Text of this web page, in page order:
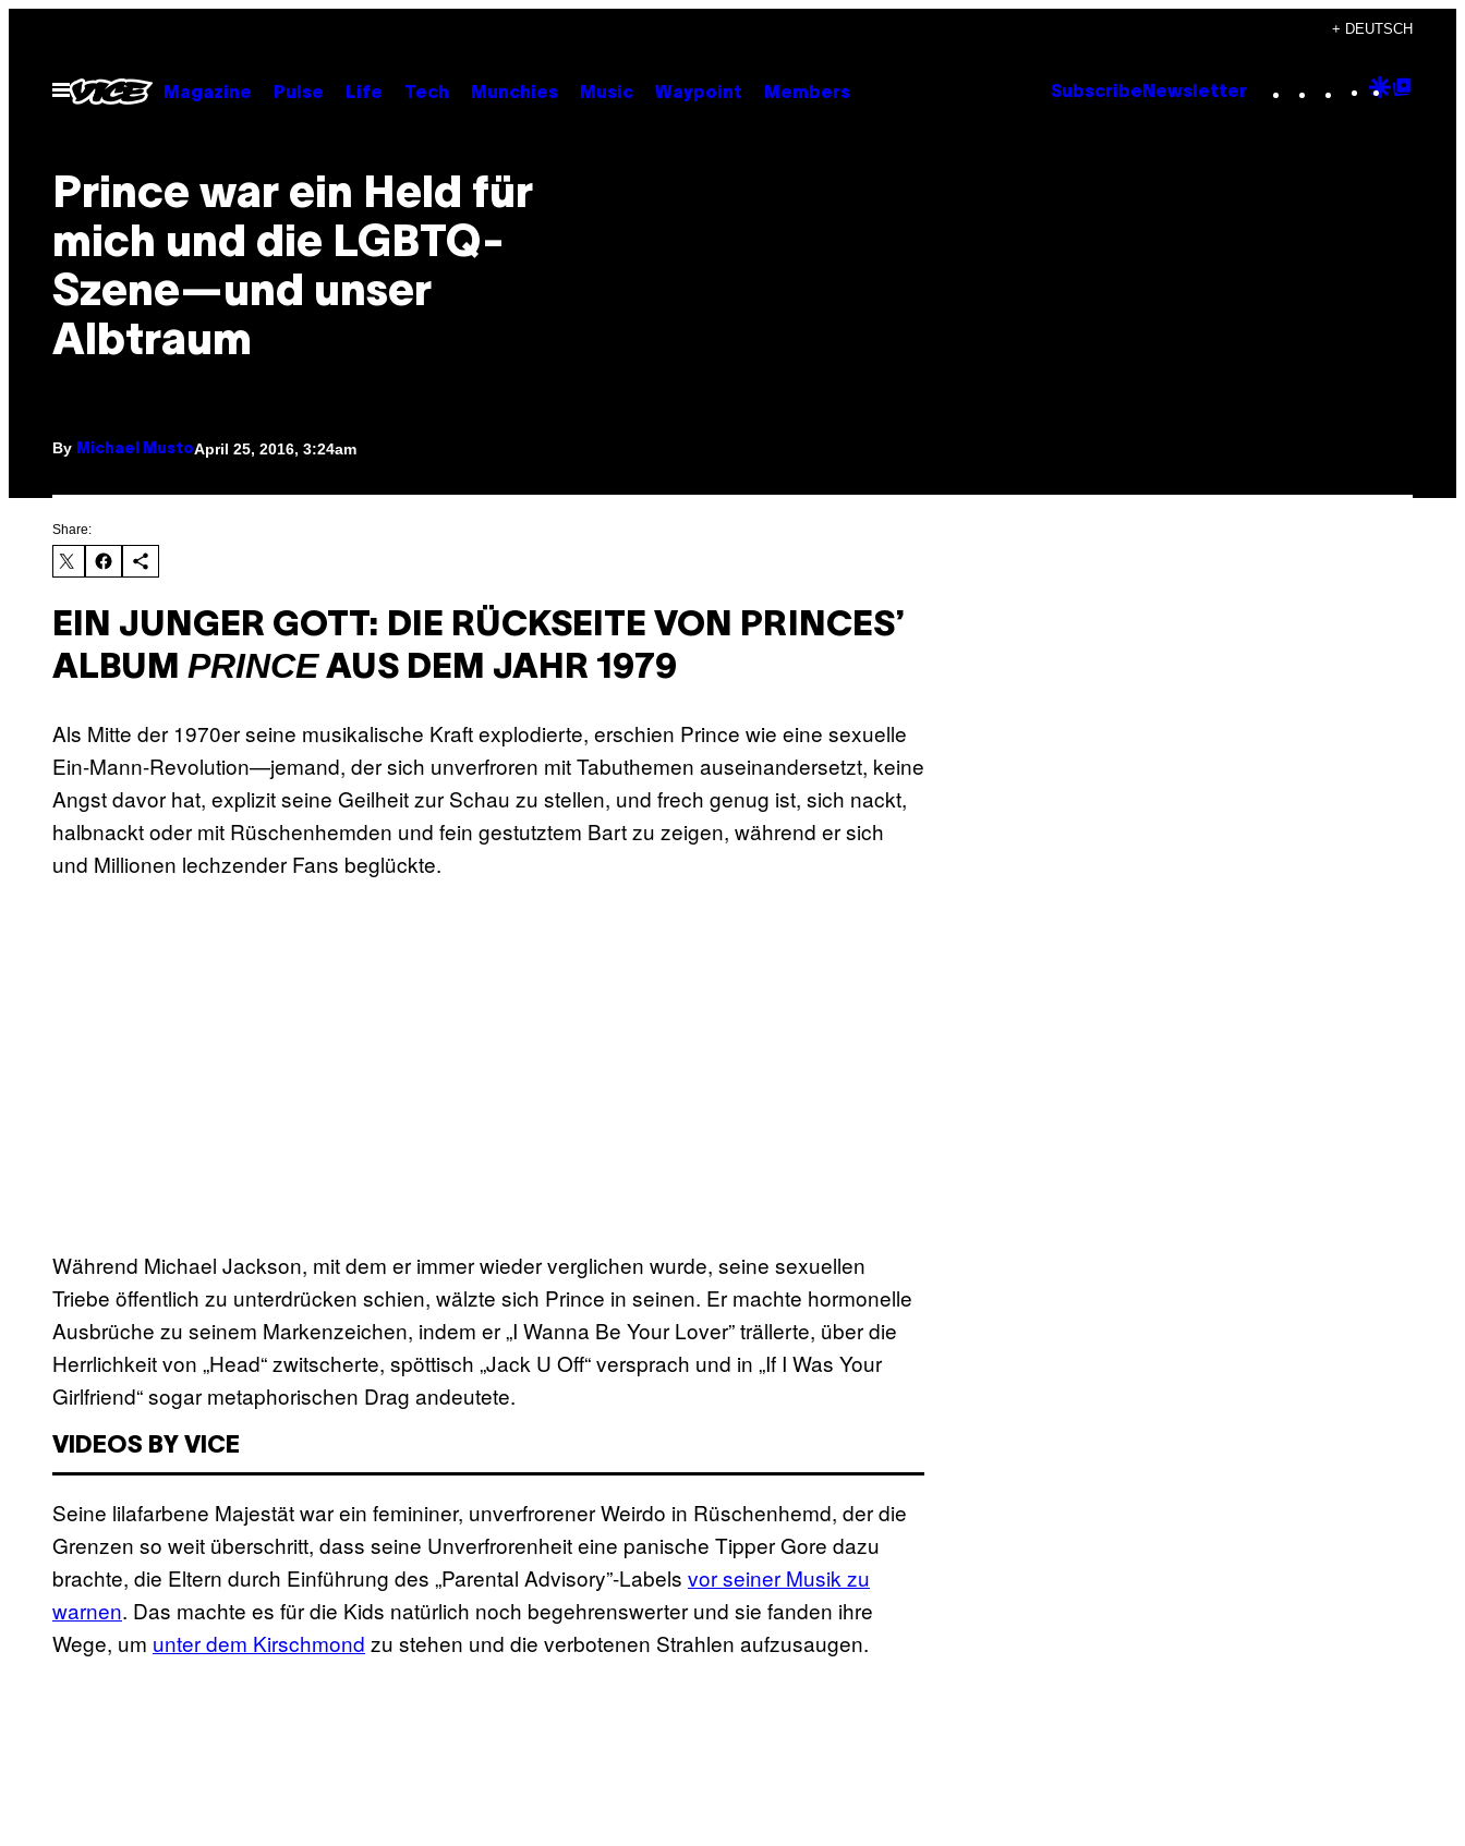
content
+ DEUTSCH
Open
Menu
Magazine Pulse Life Tech Munchies Music Waypoint Members Subscribe Newsletter Instagram
TikTok
YouTube
Google
Prince war ein Held für
mich und die LGBTQ-
Szene—und unser
Albtraum
By Michael MustoApril 25, 2016, 3:24am
Share:
EIN JUNGER GOTT: DIE RÜCKSEITE VON PRINCES’
ALBUM PRINCEAUS DEM JAHR 1979
Als Mitte der 1970er seine musikalische Kraft explodierte, erschien Prince wie eine sexuelle
Ein-Mann-Revolution—jemand, der sich unverfroren mit Tabuthemen auseinandersetzt, keine
Angst davor hat, explizit seine Geilheit zur Schau zu stellen, und frech genug ist, sich nackt,
halbnackt oder mit Rüschenhemden und fein gestutztem Bart zu zeigen, während er sich
und Millionen lechzender Fans beglückte.
Während Michael Jackson, mit dem er immer wieder verglichen wurde, seine sexuellen
Triebe öffentlich zu unterdrücken schien, wälzte sich Prince in seinen. Er machte hormonelle
Ausbrüche zu seinem Markenzeichen, indem er „I Wanna Be Your Lover” trällerte, über die
Herrlichkeit von „Head“ zwitscherte, spöttisch „Jack U Off“ versprach und in „If I Was Your
Girlfriend“ sogar metaphorischen Drag andeutete.
VIDEOS BY VICE
Seine lilafarbene Majestät war ein femininer, unverfrorener Weirdo in Rüschenhemd, der die
Grenzen so weit überschritt, dass seine Unverfrorenheit eine panische Tipper Gore dazu
brachte, die Eltern durch Einführung des „Parental Advisory”-Labels vor seiner Musik zu
warnen. Das machte es für die Kids natürlich noch begehrenswerter und sie fanden ihre
Wege, um unter dem Kirschmond zu stehen und die verbotenen Strahlen aufzusaugen.